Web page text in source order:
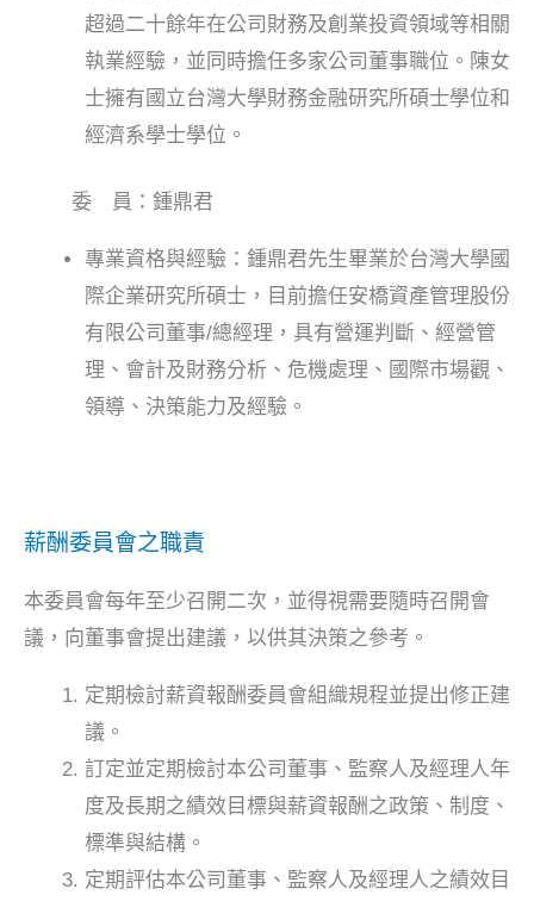
超過二十餘年在公司財務及創業投資領域等相關
執業經驗，並同時擔任多家公司董事職位。陳女
士擁有國立台灣大學財務金融研究所碩士學位和
經濟系學士學位。
委 員：鍾鼎君
專業資格與經驗：鍾鼎君先生畢業於台灣大學國
際企業研究所碩士，目前擔任安橋資產管理股份
有限公司董事/總經理，具有營運判斷、經營管
理、會計及財務分析、危機處理、國際市場觀、
領導、決策能力及經驗。
薪酬委員會之職責
本委員會每年至少召開二次，並得視需要隨時召開會
議，向董事會提出建議，以供其決策之參考。
定期檢討薪資報酬委員會組織規程並提出修正建
議。
訂定並定期檢討本公司董事、監察人及經理人年
度及長期之績效目標與薪資報酬之政策、制度、
標準與結構。
定期評估本公司董事、監察人及經理人之績效目